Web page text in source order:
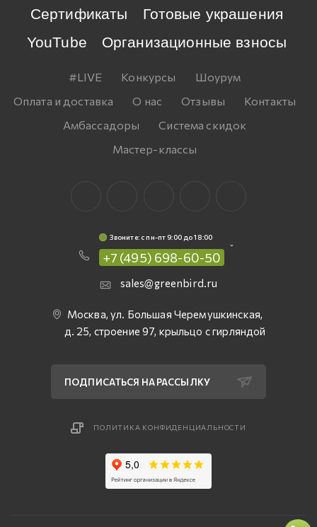
Сертификаты
Готовые украшения
YouTube
Организационные взносы
#LIVE Конкурсы
Шоурум
Оплата и доставка
О нас Отзывы
Контакты
Амбассадоры
Система скидок
Мастер-классы
Звоните: c пн-пт 9:00 до 18:00
+7 (495) 698-60-50
sales@greenbird.ru
Москва, ул. Большая Черемушкинская,
д. 25, строение 97, крыльцо с гирляндой
ПОДПИСАТЬСЯ НА РАССЫЛКУ
ПОЛИТИКА КОНФИДЕНЦИАЛЬНОСТИ